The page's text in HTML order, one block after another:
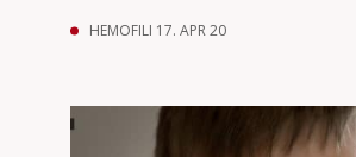
HEMOFILI 17. APR 20